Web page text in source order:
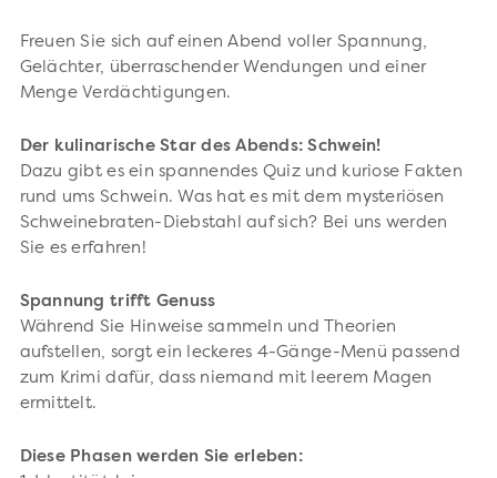
Freuen Sie sich auf einen Abend voller Spannung,
Gelächter, überraschender Wendungen und einer
Menge Verdächtigungen.
Der kulinarische Star des Abends: Schwein!
Dazu gibt es ein spannendes Quiz und kuriose Fakten
rund ums Schwein. Was hat es mit dem mysteriösen
Schweinebraten-Diebstahl auf sich? Bei uns werden
Sie es erfahren!
Spannung trifft Genuss
Während Sie Hinweise sammeln und Theorien
aufstellen, sorgt ein leckeres 4-Gänge-Menü passend
zum Krimi dafür, dass niemand mit leerem Magen
ermittelt.
Diese Phasen werden Sie erleben: